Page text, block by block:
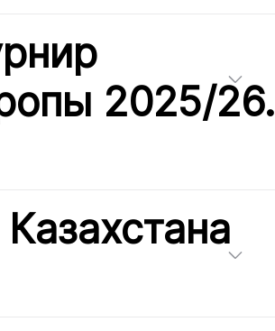
2025/26.